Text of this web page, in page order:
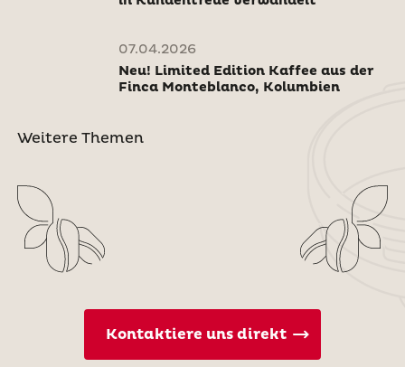
07.04.2026
Neu! Limited Edition Kaffee aus der
Finca Monteblanco, Kolumbien
Weitere Themen
Kontaktiere uns direkt